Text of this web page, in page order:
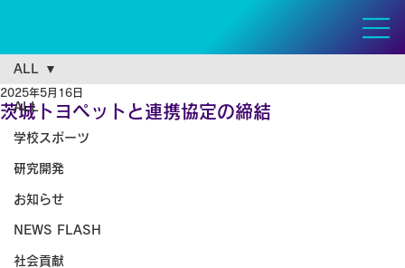
ALL
学校スポーツ
研究開発
お知らせ
NEWS FLASH
社会貢献
ALL
茨城トヨペットと連携協定の締結
2025年5月16日